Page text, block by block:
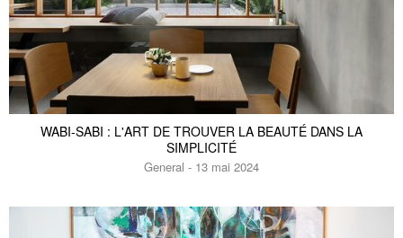
WABI-SABI : L'ART DE TROUVER LA BEAUTÉ DANS LA
SIMPLICITÉ
General - 13 mai 2024